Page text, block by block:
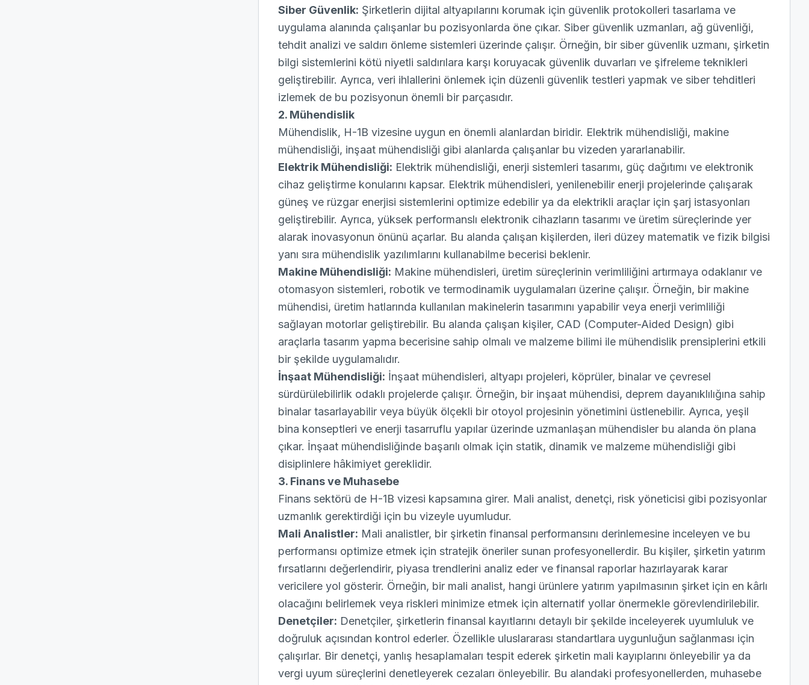
Siber Güvenlik: Şirketlerin dijital altyapılarını korumak için güvenlik protokolleri tasarlama ve
uygulama alanında çalışanlar bu pozisyonlarda öne çıkar. Siber güvenlik uzmanları, ağ güvenliği,
tehdit analizi ve saldırı önleme sistemleri üzerinde çalışır. Örneğin, bir siber güvenlik uzmanı, şirketin
bilgi sistemlerini kötü niyetli saldırılara karşı koruyacak güvenlik duvarları ve şifreleme teknikleri
geliştirebilir. Ayrıca, veri ihlallerini önlemek için düzenli güvenlik testleri yapmak ve siber tehditleri
izlemek de bu pozisyonun önemli bir parçasıdır.
2. Mühendislik
Mühendislik, H-1B vizesine uygun en önemli alanlardan biridir. Elektrik mühendisliği, makine
mühendisliği, inşaat mühendisliği gibi alanlarda çalışanlar bu vizeden yararlanabilir.
Elektrik Mühendisliği: Elektrik mühendisliği, enerji sistemleri tasarımı, güç dağıtımı ve elektronik
cihaz geliştirme konularını kapsar. Elektrik mühendisleri, yenilenebilir enerji projelerinde çalışarak
güneş ve rüzgar enerjisi sistemlerini optimize edebilir ya da elektrikli araçlar için şarj istasyonları
geliştirebilir. Ayrıca, yüksek performanslı elektronik cihazların tasarımı ve üretim süreçlerinde yer
alarak inovasyonun önünü açarlar. Bu alanda çalışan kişilerden, ileri düzey matematik ve fizik bilgisi
yanı sıra mühendislik yazılımlarını kullanabilme becerisi beklenir.
Makine Mühendisliği: Makine mühendisleri, üretim süreçlerinin verimliliğini artırmaya odaklanır ve
otomasyon sistemleri, robotik ve termodinamik uygulamaları üzerine çalışır. Örneğin, bir makine
mühendisi, üretim hatlarında kullanılan makinelerin tasarımını yapabilir veya enerji verimliliği
sağlayan motorlar geliştirebilir. Bu alanda çalışan kişiler, CAD (Computer-Aided Design) gibi
araçlarla tasarım yapma becerisine sahip olmalı ve malzeme bilimi ile mühendislik prensiplerini etkili
bir şekilde uygulamalıdır.
İnşaat Mühendisliği: İnşaat mühendisleri, altyapı projeleri, köprüler, binalar ve çevresel
sürdürülebilirlik odaklı projelerde çalışır. Örneğin, bir inşaat mühendisi, deprem dayanıklılığına sahip
binalar tasarlayabilir veya büyük ölçekli bir otoyol projesinin yönetimini üstlenebilir. Ayrıca, yeşil
bina konseptleri ve enerji tasarruflu yapılar üzerinde uzmanlaşan mühendisler bu alanda ön plana
çıkar. İnşaat mühendisliğinde başarılı olmak için statik, dinamik ve malzeme mühendisliği gibi
disiplinlere hâkimiyet gereklidir.
3. Finans ve Muhasebe
Finans sektörü de H-1B vizesi kapsamına girer. Mali analist, denetçi, risk yöneticisi gibi pozisyonlar
uzmanlık gerektirdiği için bu vizeyle uyumludur.
Mali Analistler: Mali analistler, bir şirketin finansal performansını derinlemesine inceleyen ve bu
performansı optimize etmek için stratejik öneriler sunan profesyonellerdir. Bu kişiler, şirketin yatırım
fırsatlarını değerlendirir, piyasa trendlerini analiz eder ve finansal raporlar hazırlayarak karar
vericilere yol gösterir. Örneğin, bir mali analist, hangi ürünlere yatırım yapılmasının şirket için en kârlı
olacağını belirlemek veya riskleri minimize etmek için alternatif yollar önermekle görevlendirilebilir.
Denetçiler: Denetçiler, şirketlerin finansal kayıtlarını detaylı bir şekilde inceleyerek uyumluluk ve
doğruluk açısından kontrol ederler. Özellikle uluslararası standartlara uygunluğun sağlanması için
çalışırlar. Bir denetçi, yanlış hesaplamaları tespit ederek şirketin mali kayıplarını önleyebilir ya da
vergi uyum süreçlerini denetleyerek cezaları önleyebilir. Bu alandaki profesyonellerden, muhasebe